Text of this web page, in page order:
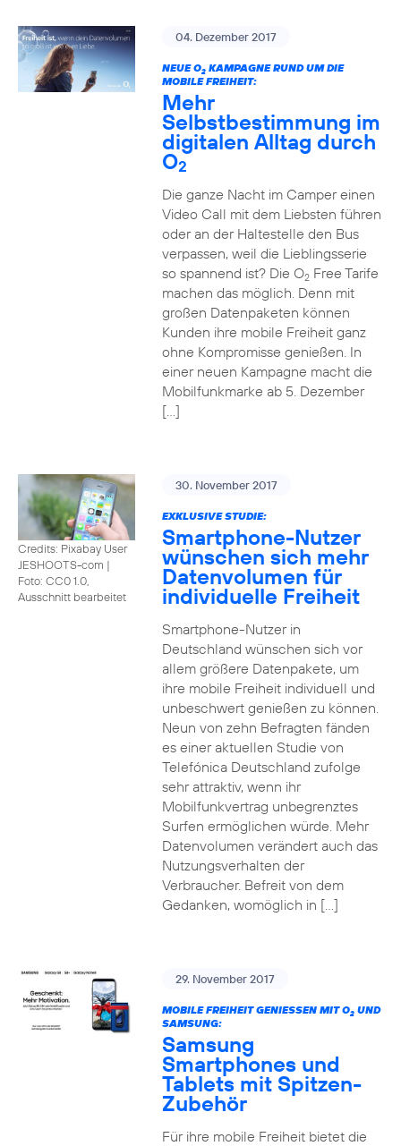
04. Dezember 2017
NEUE O2KAMPAGNE RUND UM DIE
MOBILE FREIHEIT:
Mehr
Selbstbestimmung im
digitalen Alltag durch
O2
Die ganze Nacht im Camper einen
Video Call mit dem Liebsten führen
oder an der Haltestelle den Bus
verpassen, weil die Lieblingsserie
so spannend ist? Die O2Free Tarife
machen das möglich. Denn mit
großen Datenpaketen können
Kunden ihre mobile Freiheit ganz
ohne Kompromisse genießen. In
einer neuen Kampagne macht die
Mobilfunkmarke ab 5. Dezember
[…]
Credits: Pixabay User
JESHOOTS-com |
Foto: CC0 1.0,
Ausschnitt bearbeitet
30. November 2017
EXKLUSIVE STUDIE:
Smartphone-Nutzer
wünschen sich mehr
Datenvolumen für
individuelle Freiheit
Smartphone-Nutzer in
Deutschland wünschen sich vor
allem größere Datenpakete, um
ihre mobile Freiheit individuell und
unbeschwert genießen zu können.
Neun von zehn Befragten fänden
es einer aktuellen Studie von
Telefónica Deutschland zufolge
sehr attraktiv, wenn ihr
Mobilfunkvertrag unbegrenztes
Surfen ermöglichen würde. Mehr
Datenvolumen verändert auch das
Nutzungsverhalten der
Verbraucher. Befreit von dem
Gedanken, womöglich in […]
29. November 2017
MOBILE FREIHEIT GENIESSEN MIT O 2UND
SAMSUNG:
Samsung
Smartphones und
Tablets mit Spitzen-
Zubehör
Für ihre mobile Freiheit bietet die